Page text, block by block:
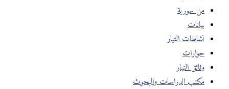
من سورية
بيانات
نشاطات التيار
حوارات
وثائق التيار
مكتب الدراسات والبحوث